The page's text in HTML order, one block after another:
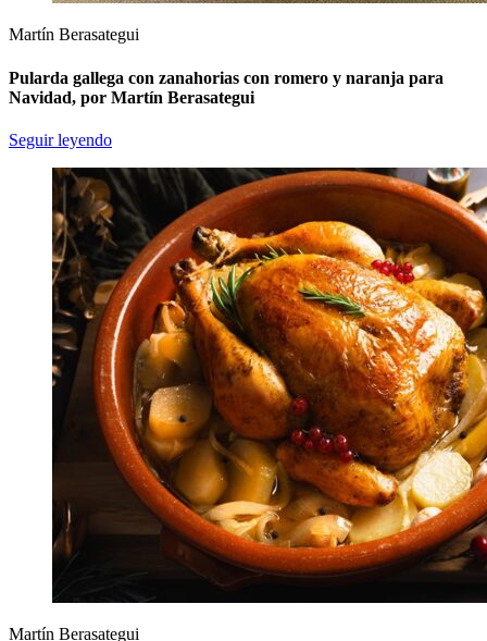
Martín Berasategui
Pularda gallega con zanahorias con romero y naranja para
Navidad, por Martín Berasategui
Seguir leyendo
Martín Berasategui